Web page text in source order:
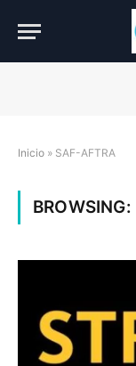
Inicio » SAF-AFTRA
BROWSING: